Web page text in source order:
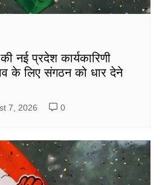
नई प्रदेश कार्यकारिणी
के लिए संगठन को धार देने
7, 2026 0